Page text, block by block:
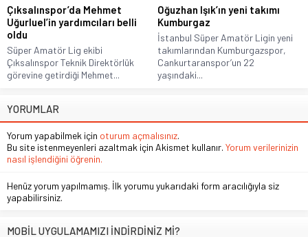
Çıksalınspor’da Mehmet
Uğurluel’in yardımcıları belli
oldu
Süper Amatör Lig ekibi
Çıksalınspor Teknik Direktörlük
görevine getirdiği Mehmet...
Oğuzhan Işık’ın yeni takımı
Kumburgaz
İstanbul Süper Amatör Ligin yeni
takımlarından Kumburgazspor,
Cankurtaranspor’un 22
yaşındaki...
YORUMLAR
Yorum yapabilmek için oturum açmalısınız.
Bu site istenmeyenleri azaltmak için Akismet kullanır. Yorum verilerinizin
nasıl işlendiğini öğrenin.
Henüz yorum yapılmamış. İlk yorumu yukarıdaki form aracılığıyla siz
yapabilirsiniz.
MOBİL UYGULAMAMIZI İNDİRDİNİZ Mİ?